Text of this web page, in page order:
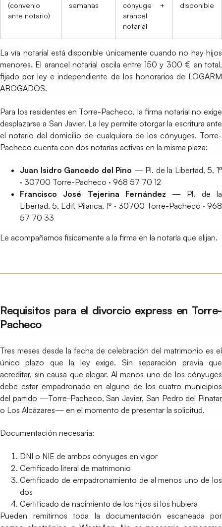
(convenio
ante notario)
semanas
cónyuge +
arancel
notarial
disponible
La vía notarial está disponible únicamente cuando no hay hijos
menores. El arancel notarial oscila entre 150 y 300 € en total,
fijado por ley e independiente de los honorarios de LOGARM
ABOGADOS.
Para los residentes en Torre-Pacheco, la firma notarial no exige
desplazarse a San Javier. La ley permite otorgar la escritura ante
el notario del domicilio de cualquiera de los cónyuges. Torre-
Pacheco cuenta con dos notarías activas en la misma plaza:
Juan Isidro Gancedo del Pino — Pl. de la Libertad, 5, 1º
· 30700 Torre-Pacheco · 968 57 70 12
Francisco José Tejerina Fernández — Pl. de la
Libertad, 5, Edif. Pilarica, 1º · 30700 Torre-Pacheco · 968
57 70 33
Le acompañamos físicamente a la firma en la notaría que elijan.
Requisitos para el divorcio express en Torre-
Pacheco
Tres meses desde la fecha de celebración del matrimonio es el
único plazo que la ley exige. Sin separación previa que
acreditar, sin causa que alegar. Al menos uno de los cónyuges
debe estar empadronado en alguno de los cuatro municipios
del partido —Torre-Pacheco, San Javier, San Pedro del Pinatar
o Los Alcázares— en el momento de presentar la solicitud.
Documentación necesaria:
DNI o NIE de ambos cónyuges en vigor
Certificado literal de matrimonio
Certificado de empadronamiento de al menos uno de los
dos
Certificado de nacimiento de los hijos si los hubiera
Pueden remitirnos toda la documentación escaneada por